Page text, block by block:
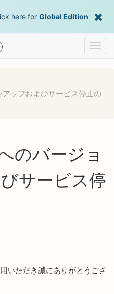
here for Global Edition
ップおよびサービス停止の
のバージョ
サービス停
いただき誠にありがとうござ